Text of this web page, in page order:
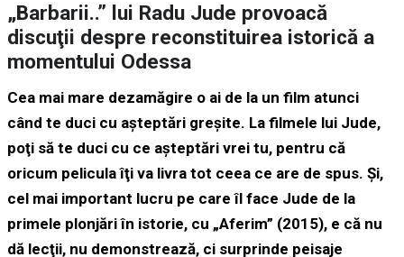
„Barbarii..” lui Radu Jude provoacă
discuţii despre reconstituirea istorică a
momentului Odessa
Cea mai mare dezamăgire o ai de la un film atunci
când te duci cu aşteptări greşite. La filmele lui Jude,
poţi să te duci cu ce aşteptări vrei tu, pentru că
oricum pelicula îţi va livra tot ceea ce are de spus. Şi,
cel mai important lucru pe care îl face Jude de la
primele plonjări în istorie, cu „Aferim” (2015), e că nu
dă lecţii, nu demonstrează, ci surprinde peisaje